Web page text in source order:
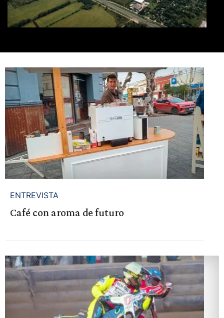
ENTREVISTA
Café con aroma de futuro